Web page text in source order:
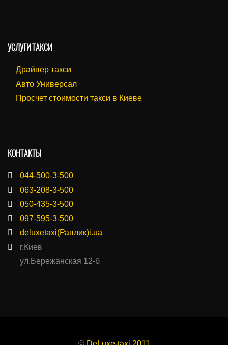
УСЛУГИ ТАКСИ
Драйвер такси
Авто Универсал
Просчет стоимости такси в Киеве
КОНТАКТЫ
044-500-3-500
063-208-3-500
050-435-3-500
097-595-3-500
deluxetaxi(Равлик)i.ua
г.Киев
ул.Бережанская 12-б